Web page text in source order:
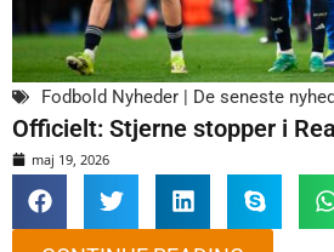
Fodbold Nyheder | De seneste
Officielt: Stjerne stopper i
maj 19, 2026